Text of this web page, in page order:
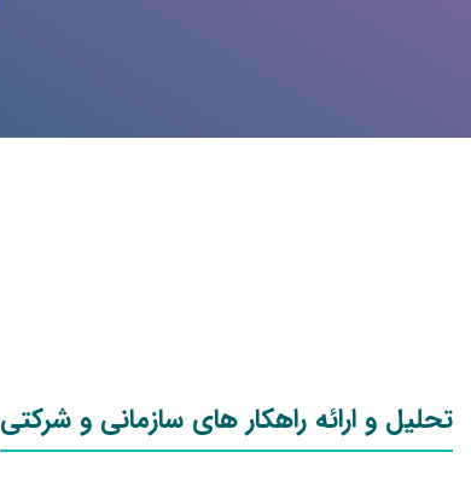
تحلیل و ارائه راهکار های سازمانی و شرکتی